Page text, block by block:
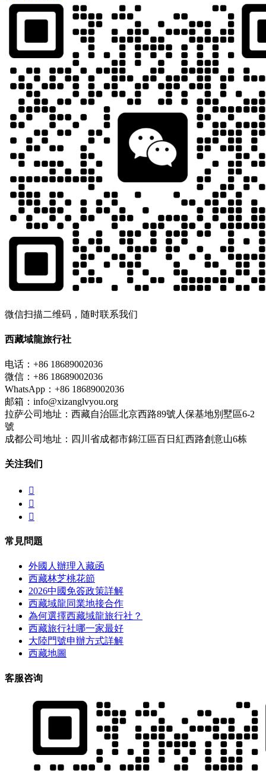
微信扫描二维码，随时联系我们
西藏域龍旅行社
电话：+86 18689002036
微信：+86 18689002036
WhatsApp：+86 18689002036
邮箱：info@xizanglvyou.org
拉萨公司地址：西藏自治區北京西路89號人保基地別墅區6-2
號
成都公司地址：四川省成都市錦江區百日紅西路創意山6栋
关注我们



常見問題
外國人辦理入藏函
西藏林芝桃花節
2026中國免簽政策詳解
西藏域龍同業地接合作
為何選擇西藏域龍旅行社？
西藏旅行社哪一家最好
大陸門號申辦方式詳解
西藏地圖
客服咨询